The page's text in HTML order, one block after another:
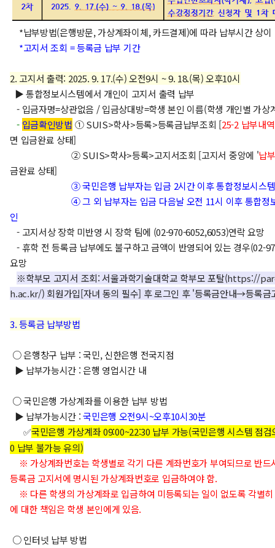
*납부방법(은행방문, 가상계좌이체, 카드결제)에 따라 납부시간 상이
*고지서 조회 = 등록금 납부 기간
2. 고지서 출력: 2025. 9. 17.(수) 오전9시 ~ 9. 18.(목) 오후10시
▶ 통합정보시스템에서 개인이 고지서 출력 납부
- 입금자명=상관없음 / 입금상대방=학생 본인 이름(학생 개인별 가상
- 입금확인방법 ① SUIS>학사>등록>등록금납부조회 [25-2 납부내
면 입금완료 상태]
② SUIS>학사>등록>고지서조회 [고지서 중앙에 '납
금완료 상태]
③ 국민은행 납부자는 입금 2시간 이후 통합정보시스
④ 그 외 납부자는 입금 다음날 오전 11시 이후 통합정보
인
- 고지서상 장학 미반영 시 장학 팀에 (02-970-6052,6053)연락 요망
- 휴학 전 등록금 납부에도 불구하고 금액이 반영되어 있는 경우(02-
요망
※학부모 고지서 조회: 서울과학기술대학교 학부모 포탈(https://
h.ac.kr/) 회원가입[자녀 동의 필수] 후 로그인 후 '등록금안내→등록금
3. 등록금 납부방법
○ 은행창구 납부 : 국민, 신한은행 전국지점
▶ 납부가능시간 : 은행 영업시간 내
○ 국민은행 가상계좌를 이용한 납부 방법
▶ 납부가능시간 :국민은행 오전9시~오후10시30분
✅국민은행 가상계좌 09:00~22:30 납부 가능(국민은행 시스템 점
0 납부 불가능 유의)
※ 가상계좌번호는 학생별로 각기 다른 계좌번호가 부여되므로 반드
등록금 고지서에 명시된 가상계좌번호로 입금하여야 함.
※ 다른 학생의 가상계좌로 입금하여 미등록되는 일이 없도록 각별
에 대한 책임은 학생 본인에게 있음.
○ 인터넷 납부 방법